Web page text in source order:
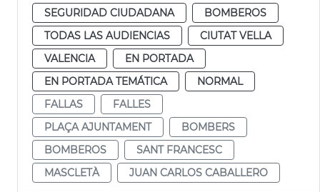
SEGURIDAD CIUDADANA
BOMBEROS
TODAS LAS AUDIENCIAS
CIUTAT VELLA
VALENCIA
EN PORTADA
EN PORTADA TEMÁTICA
NORMAL
FALLAS
FALLES
PLAÇA AJUNTAMENT
BOMBERS
BOMBEROS
SANT FRANCESC
MASCLETÀ
JUAN CARLOS CABALLERO